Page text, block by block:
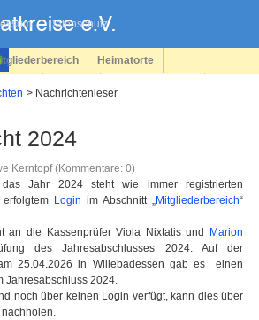
Datenschutz
Heimatorte
Nachrichtenleser
2024
Kerntopf (Kommentare: 0)
Jahr 2024 steht wie immer registrierten
Login im Abschnitt „Mitgliederbereich“
an die Kassenprüfer Viola Nixtatis und
Marion
des Jahresabschlusses 2024. Auf der
25.04.2026 in Willebadessen gab es einen
Jahresabschluss 2024.
noch über keinen Login verfügt, kann dies über